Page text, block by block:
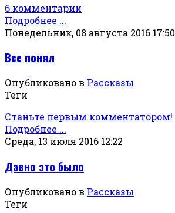
6 комментарии
Подробнее ...
Понедельник, 08 августа 2016 17:50
Все понял
Опубликовано в Рассказы
Теги
Станьте первым комментатором!
Подробнее ...
Среда, 13 июля 2016 12:22
Давно это было
Опубликовано в Рассказы
Теги